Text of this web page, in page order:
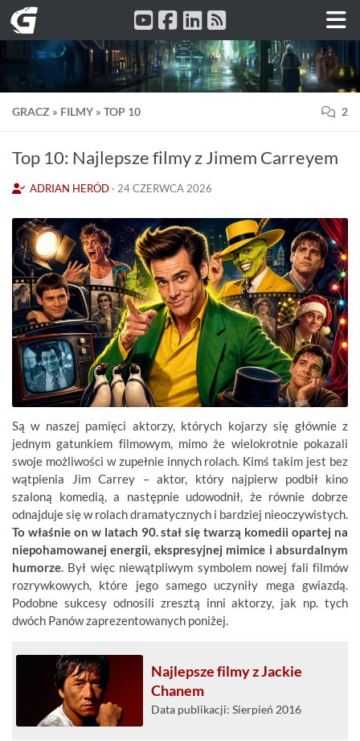
Przeskocz do treści
GRACZ » FILMY » TOP 10 2
Top 10: Najlepsze filmy z Jimem Carreyem
ADRIAN HERÓD · 24 CZERWCA 2026
Są w naszej pamięci aktorzy, których kojarzy się głównie z
jednym gatunkiem filmowym, mimo że wielokrotnie pokazali
swoje możliwości w zupełnie innych rolach. Kimś takim jest bez
wątpienia Jim Carrey – aktor, który najpierw podbił kino
szaloną komedią, a następnie udowodnił, że równie dobrze
odnajduje się w rolach dramatycznych i bardziej nieoczywistych.
To właśnie on w latach 90. stał się twarzą komedii opartej na
niepohamowanej energii, ekspresyjnej mimice i absurdalnym
humorze. Był więc niewątpliwym symbolem nowej fali filmów
rozrywkowych, które jego samego uczyniły mega gwiazdą.
Podobne sukcesy odnosili zresztą inni aktorzy, jak np. tych
dwóch Panów zaprezentowanych poniżej.
Najlepsze filmy z Jackie
Chanem
Data publikacji: Sierpień 2016